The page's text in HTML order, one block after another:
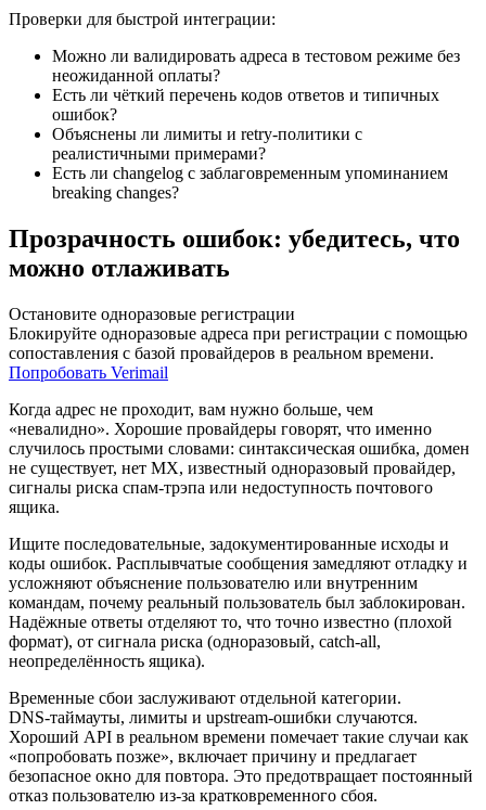
Проверки для быстрой интеграции:
Можно ли валидировать адреса в тестовом режиме без
неожиданной оплаты?
Есть ли чёткий перечень кодов ответов и типичных
ошибок?
Объяснены ли лимиты и retry‑политики с
реалистичными примерами?
Есть ли changelog с заблаговременным упоминанием
breaking changes?
Прозрачность ошибок: убедитесь, что
можно отлаживать
Остановите одноразовые регистрации
Блокируйте одноразовые адреса при регистрации с помощью
сопоставления с базой провайдеров в реальном времени.
Попробовать Verimail
Когда адрес не проходит, вам нужно больше, чем
«невалидно». Хорошие провайдеры говорят, что именно
случилось простыми словами: синтаксическая ошибка, домен
не существует, нет MX, известный одноразовый провайдер,
сигналы риска спам‑трэпа или недоступность почтового
ящика.
Ищите последовательные, задокументированные исходы и
коды ошибок. Расплывчатые сообщения замедляют отладку и
усложняют объяснение пользователю или внутренним
командам, почему реальный пользователь был заблокирован.
Надёжные ответы отделяют то, что точно известно (плохой
формат), от сигнала риска (одноразовый, catch‑all,
неопределённость ящика).
Временные сбои заслуживают отдельной категории.
DNS‑таймауты, лимиты и upstream‑ошибки случаются.
Хороший API в реальном времени помечает такие случаи как
«попробовать позже», включает причину и предлагает
безопасное окно для повтора. Это предотвращает постоянный
отказ пользователю из‑за кратковременного сбоя.